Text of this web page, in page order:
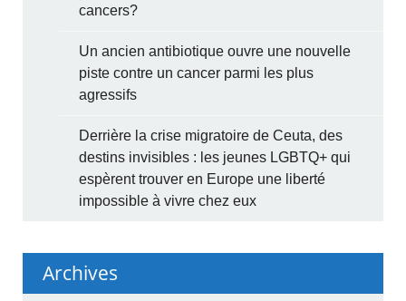
cancers?
Un ancien antibiotique ouvre une nouvelle
piste contre un cancer parmi les plus
agressifs
Derrière la crise migratoire de Ceuta, des
destins invisibles : les jeunes LGBTQ+ qui
espèrent trouver en Europe une liberté
impossible à vivre chez eux
Archives